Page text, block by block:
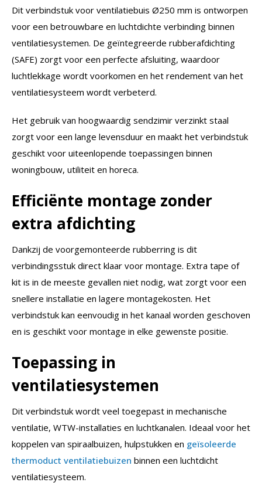
Dit verbindstuk voor ventilatiebuis Ø250 mm is ontworpen
voor een betrouwbare en luchtdichte verbinding binnen
ventilatiesystemen. De geïntegreerde rubberafdichting
(SAFE) zorgt voor een perfecte afsluiting, waardoor
luchtlekkage wordt voorkomen en het rendement van het
ventilatiesysteem wordt verbeterd.
Het gebruik van hoogwaardig sendzimir verzinkt staal
zorgt voor een lange levensduur en maakt het verbindstuk
geschikt voor uiteenlopende toepassingen binnen
woningbouw, utiliteit en horeca.
Efficiënte montage zonder
extra afdichting
Dankzij de voorgemonteerde rubberring is dit
verbindingsstuk direct klaar voor montage. Extra tape of
kit is in de meeste gevallen niet nodig, wat zorgt voor een
snellere installatie en lagere montagekosten. Het
verbindstuk kan eenvoudig in het kanaal worden geschoven
en is geschikt voor montage in elke gewenste positie.
Toepassing in
ventilatiesystemen
Dit verbindstuk wordt veel toegepast in mechanische
ventilatie, WTW-installaties en luchtkanalen. Ideaal voor het
koppelen van spiraalbuizen, hulpstukken en geïsoleerde
thermoduct ventilatiebuizen binnen een luchtdicht
ventilatiesysteem.